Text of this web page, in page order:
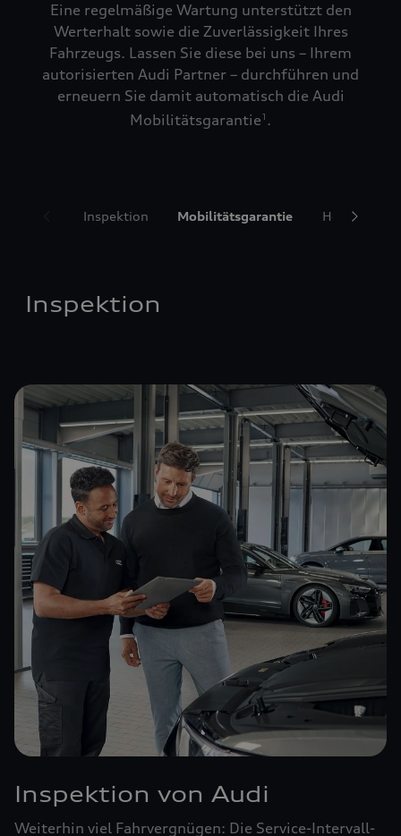
Eine regelmäßige Wartung unterstützt den
Werterhalt sowie die Zuverlässigkeit Ihres
Fahrzeugs. Lassen Sie diese bei uns – Ihrem
autorisierten Audi Partner – durchführen und
erneuern Sie damit automatisch die Audi
Mobilitätsgarantie1 .
Inspektion Mobilitätsgarantie Hol- und
Inspektion
Inspektion von Audi
Weiterhin viel Fahrvergnügen: Die Service-Intervall-